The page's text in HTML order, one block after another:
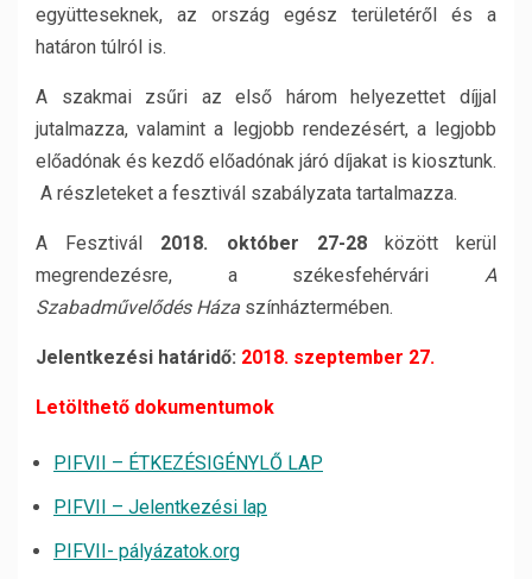
együtteseknek, az ország egész területéről és a
határon túlról is.
A szakmai zsűri az első három helyezettet díjjal
jutalmazza, valamint a legjobb rendezésért, a legjobb
előadónak és kezdő előadónak járó díjakat is kiosztunk.
A részleteket a fesztivál szabályzata tartalmazza.
A Fesztivál 2018. október 27-28között kerül
megrendezésre, a székesfehérvári A
Szabadművelődés Háza színháztermében.
Jelentkezési határidő: 2018. szeptember 27.
Letölthető dokumentumok
PIFVII – ÉTKEZÉSIGÉNYLŐ LAP
PIFVII – Jelentkezési lap
PIFVII- pályázatok.org